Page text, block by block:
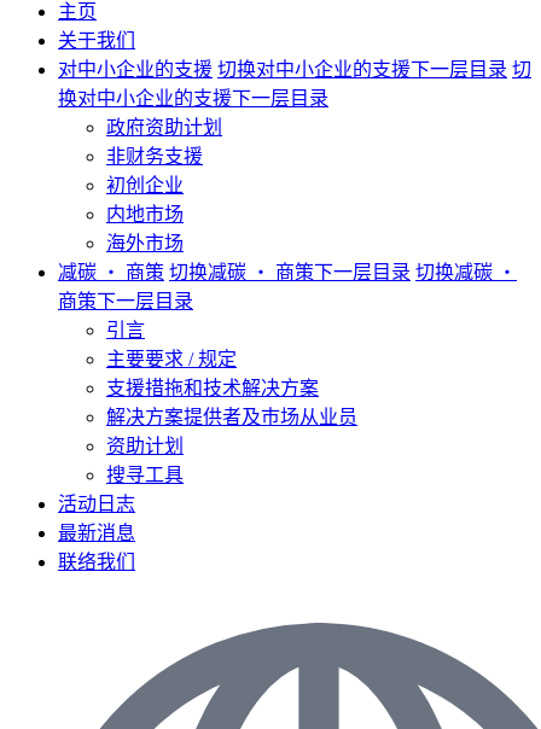
主页
关于我们
对中小企业的支援 切换对中小企业的支援下一层目录 切
换对中小企业的支援下一层目录
政府资助计划
非财务支援
初创企业
内地市场
海外市场
减碳 ‧ 商策 切换减碳 ‧ 商策下一层目录 切换减碳 ‧
商策下一层目录
引言
主要要求 / 规定
支援措拖和技术解决方案
解决方案提供者及巿场从业员
资助计划
搜寻工具
活动日志
最新消息
联络我们